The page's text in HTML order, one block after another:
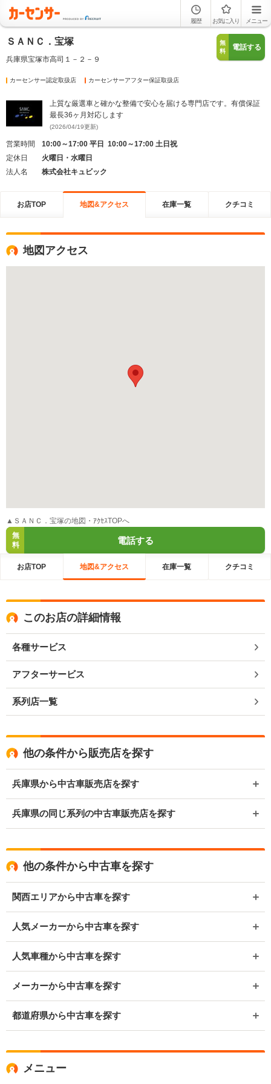
履歴 お気に入り メニュー
ＳＡＮＣ．宝塚
兵庫県宝塚市高司１－２－９
無
料
電話する
カーセンサー認定取扱店 カーセンサーアフター保証取扱店
上質な厳選車と確かな整備で安心を届ける専門店です。有償保証
最長36ヶ月対応します
(2026/04/19更新)
営業時間
10:00～17:00 平日 10:00～17:00 土日祝
定休日
火曜日・水曜日
法人名
株式会社キュビック
お店TOP 地図&アクセス 在庫一覧 クチコミ
地図アクセス
▲ＳＡＮＣ．宝塚の地図・ｱｸｾｽTOPへ
無
料
電話する
お店TOP 地図&アクセス 在庫一覧 クチコミ
このお店の詳細情報
各種サービス
アフターサービス
系列店一覧
他の条件から販売店を探す
兵庫県から中古車販売店を探す
兵庫県の同じ系列の中古車販売店を探す
他の条件から中古車を探す
関西エリアから中古車を探す
人気メーカーから中古車を探す
人気車種から中古車を探す
メーカーから中古車を探す
都道府県から中古車を探す
メニュー